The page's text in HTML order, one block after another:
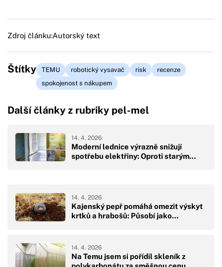
Zdroj článku:Autorský text
Štítky TEMU robotický vysavač risk
recenze
spokojenost s nákupem
Další články z rubriky pel-mel
Moderní lednice výrazně snižují
spotřebu elektřiny: Oproti starým…
14. 4. 2026
Kajenský pepř pomáhá omezit výskyt
krtků a hrabošů: Působí jako…
14. 4. 2026
Na Temu jsem si pořídil skleník z
14. 4. 2026